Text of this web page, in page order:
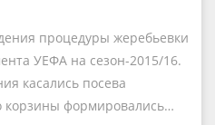
процедуры жеребьевки
УЕФА на сезон-2015/16.
касались посева
корзины формировались…